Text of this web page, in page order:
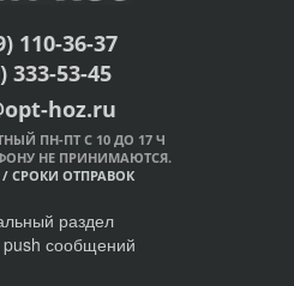
110-36-37
333-53-45
hoz.ru
ПН-ПТ С 10 ДО 17 Ч
НЕ ПРИНИМАЮТСЯ.
/ СРОКИ ОТПРАВОК
раздел
push сообщений